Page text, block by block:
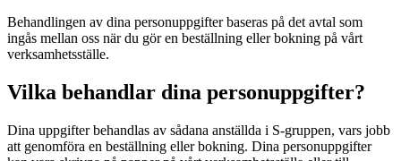
Behandlingen av dina personuppgifter baseras på det avtal som
ingås mellan oss när du gör en beställning eller bokning på vårt
verksamhetsställe.
Vilka behandlar dina personuppgifter?
Dina uppgifter behandlas av sådana anställda i S-gruppen, vars jobb
att genomföra en beställning eller bokning. Dina personuppgifter